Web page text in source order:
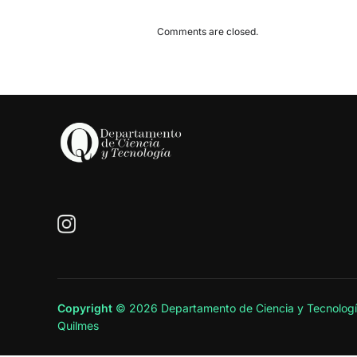
Comments are closed.
Copyright © 2026 Departamento de Ciencia y
Quilmes